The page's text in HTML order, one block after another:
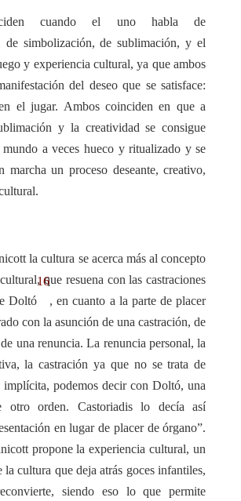
cuando el uno habla de
de simbolización, de sublimación, y el
y experiencia cultural, ya que ambos
del deseo que se satisface:
el jugar. Ambos coinciden en que a
y la creatividad se consigue
a veces hueco y ritualizado y se
marcha un proceso deseante, creativo,
la cultura se acerca más al concepto
que resuena con las castraciones
Doltó
16
, en cuanto a la parte de placer
con la asunción de una castración, de
una renuncia. La renuncia personal, la
la castración ya que no se trata de
implícita, podemos decir con Doltó, una
otro orden. Castoriadis lo decía así
en lugar de placer de órgano”.
propone la experiencia cultural, un
la cultura que deja atrás goces infantiles,
siendo eso lo que permite